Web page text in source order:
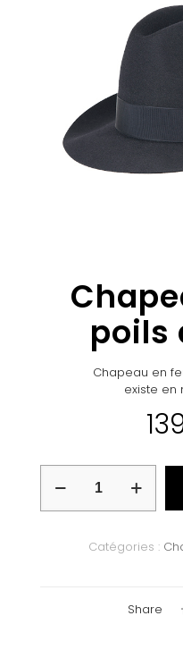
poils
Chapeau en
existe en
Chapeau
Catégories :
Share